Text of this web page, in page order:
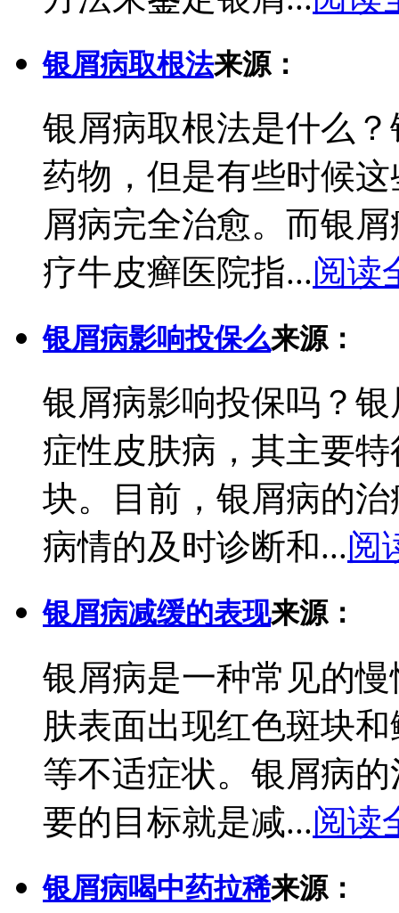
银屑病取根法来源：
银屑病取根法是什么
药物，但是有些时候
屑病完全治愈。而银
疗牛皮癣医院指...阅读
银屑病影响投保么来源：
银屑病影响投保吗？
症性皮肤病，其主要
块。目前，银屑病的
病情的及时诊断和...阅
银屑病减缓的表现来源：
银屑病是一种常见的
肤表面出现红色斑块
等不适症状。银屑病
要的目标就是减...阅读
银屑病喝中药拉稀来源：